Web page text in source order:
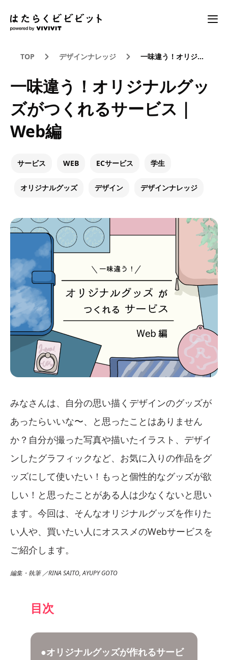
TOP デザインナレッジ 一味違う！オリジナルグッズがつくれるサービス｜Web編
一味違う！オリジナルグッ
ズがつくれるサービス｜
Web編
サービス WEB ECサービス 学生
オリジナルグッズ デザイン デザインナレッジ
みなさんは、自分の思い描くデザインのグッズが
あったらいいな〜、と思ったことはありません
か？自分が撮った写真や描いたイラスト、デザイ
ンしたグラフィックなど、お気に入りの作品をグ
ッズにして使いたい！もっと個性的なグッズが欲
しい！と思ったことがある人は少なくないと思い
ます。今回は、そんなオリジナルグッズを作りた
い人や、買いたい人にオススメのWebサービスを
ご紹介します。
編集・執筆 ／RINA SAITO, AYUPY GOTO
目次
●オリジナルグッズが作れるサービ